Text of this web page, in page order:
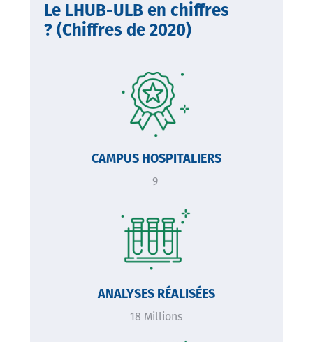
Le LHUB-ULB en chiffres
? (Chiffres de 2020)
CAMPUS HOSPITALIERS
9
ANALYSES RÉALISÉES
18 Millions